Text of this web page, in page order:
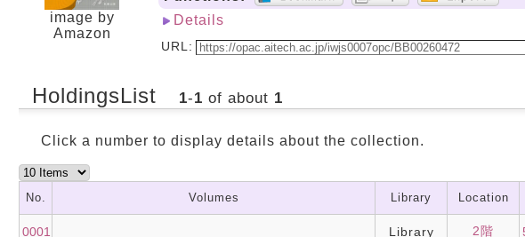
image by
Amazon
Details
URL:
HoldingsList 1-1 of about 1
Click a number to display details about the collection.
No. Volumes Library Location
0001 Library 2階